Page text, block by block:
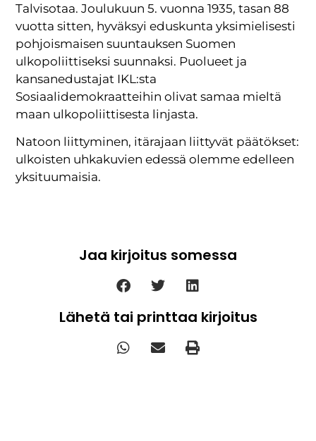
Talvisotaa. Joulukuun 5. vuonna 1935, tasan 88
vuotta sitten, hyväksyi eduskunta yksimielisesti
pohjoismaisen suuntauksen Suomen
ulkopoliittiseksi suunnaksi. Puolueet ja
kansanedustajat IKL:sta
Sosiaalidemokraatteihin olivat samaa mieltä
maan ulkopoliittisesta linjasta.
Natoon liittyminen, itärajaan liittyvät päätökset:
ulkoisten uhkakuvien edessä olemme edelleen
yksituumaisia.
Jaa kirjoitus somessa
Lähetä tai printtaa kirjoitus